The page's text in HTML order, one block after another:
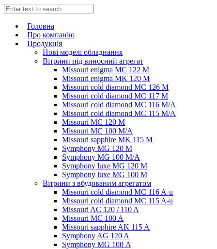
Головна
Про компанію
Продукція
Нові моделі обладнання
Вітрини під виносний агрегат
Missouri enigma MC 122 M
Missouri enigma MK 120 M
Missouri cold diamond MC 126 M
Missouri cold diamond MC 117 M
Missouri cold diamond MC 116 M/A
Missouri cold diamond MC 115 M/A
Missouri MC 120 M
Missouri MC 100 M/A
Missouri sapphire MK 115 M
Symphony MG 120 M
Symphony MG 100 M/А
Symphony luxe MG 120 M
Symphony luxe MG 100 M
Вітрини з вбудованим агрегатом
Missouri cold diamond MC 116 A-u
Missouri cold diamond MC 115 A-u
Missouri AC 120 / 110 A
Missouri MC 100 A
Missouri sapphire AK 115 A
Symphony AG 120 A
Symphony MG 100 А